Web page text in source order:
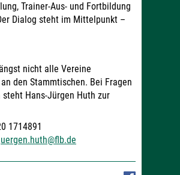
Trainer-Aus- und Fortbildung
Dialog steht im Mittelpunkt –
nicht alle Vereine
den Stammtischen. Bei Fragen
steht Hans-Jürgen Huth zur
1714891